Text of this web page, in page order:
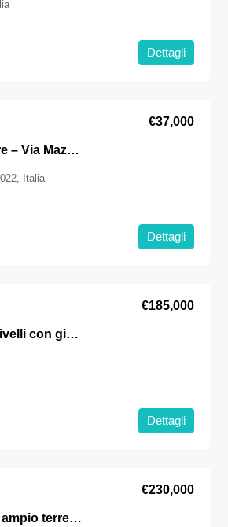
Dettagli
Casa Indipendente da Ristrutturare – Via Mazzini, Centro Storico di Comacchio
€37,000
Italia
Dettagli
Elegante villetta angolare su due livelli con giardino – Lido degli Estensi
€185,000
Dettagli
Casa indipendente in vendita con ampio terreno sulla Romea tra Lido Estensi e Lido di Spina
€230,000